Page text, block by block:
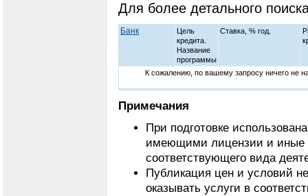
Для более детального
Банк
Цель
кредита.
Название
программы
Ставка, % год.
К сожалению, по вашему запросу ничего не
Примечания
При подготовке
имеющими лицензии и иные
соответствующего вида
Публикация цен и условий
оказывать услуги в